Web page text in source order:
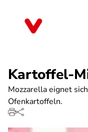
Kartoffel-
Mozzarella eignet
Ofenkartoffeln.